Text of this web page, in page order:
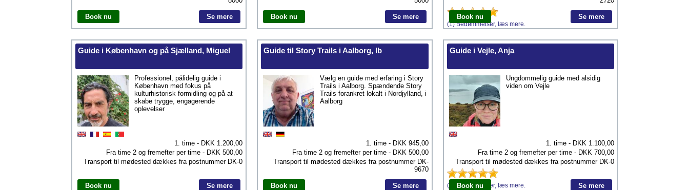
Book nu Se mere Book nu Se mere
(1) Bedømmelser, læs mere.
Book nu Se mere
Guide i København og på Sjælland, Miguel
Professionel, pålidelig guide i
København med fokus på
kulturhistorisk formidling og på at
skabe trygge, engagerende
oplevelser
1. time - DKK 1.200,00
Fra time 2 og fremefter per time - DKK500,00
Transport til mødested dækkes fra postnummer DK-0
Book nu Se mere
Guide til Story Trails i Aalborg, Ib
Vælg en guide med erfaring i Story
Trails i Aalborg. Spændende Story
Trails forankret lokalt i Nordjylland, i
Aalborg
1. time - DKK 945,00
Fra time 2 og fremefter per time - DKK 500,00
Transport til mødested dækkes fra postnummer DK-
9670
Book nu Se mere
Guide i Vejle, Anja
Ungdommelig guide med alsidig
viden om Vejle
1. time - DKK 1.100,00
Fra time 2 og fremefter per time - DKK 700,00
Transport til mødested dækkes fra postnummer DK-0
(1) Bedømmelser, læs mere.
Book nu Se mere